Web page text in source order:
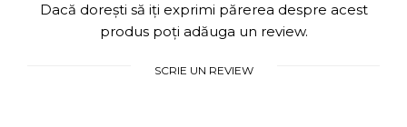
Dacă dorești să iți exprimi părerea despre acest
produs poți adăuga un review.
SCRIE UN REVIEW